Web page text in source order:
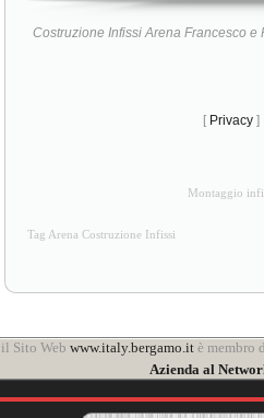
Costruzione Infissi Arena Francesco e
[ Privacy ]
Montaggio
Tag Arena Costruzione Infissi
il Sito Web www.italy.bergamo.it è membro
Azienda al